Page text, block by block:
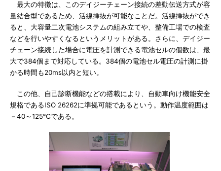
最大の特徴は、このデイジーチェーン接続の差動伝送方式が容
量結合型であるため、活線挿抜が可能なことだ。活線挿抜ができ
ると、大容量二次電池システムの組み立てや、整備工場での検査
などを行いやすくなるというメリットがある。さらに、デイジー
チェーン接続した場合に電圧を計測できる電池セルの個数は、最
大で384個まで対応している。384個の電池セル電圧の計測に掛
かる時間も20ms以内と短い。
この他、自己診断機能などの搭載により、自動車向け機能安全
規格であるISO 26262に準拠可能であるという。動作温度範囲は
－40～125℃である。